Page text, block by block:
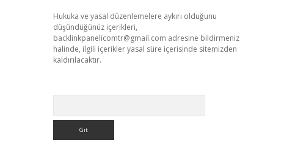
Hukuka ve yasal düzenlemelere aykırı olduğunu
düşündüğünüz içerikleri,
backlinkpanelicomtr@gmail.com adresine bildirmeniz
halinde, ilgili içerikler yasal süre içerisinde sitemizden
kaldırılacaktır.